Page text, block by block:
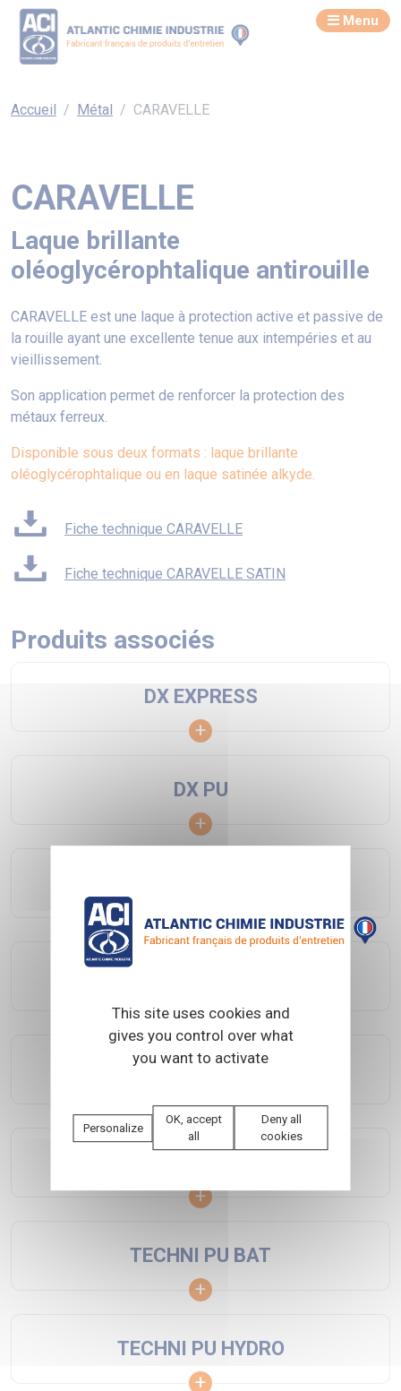
Menu
Accueil Métal CARAVELLE
CARAVELLE
Laque brillante
oléoglycérophtalique antirouille
CARAVELLE est une laque à protection active et passive de
la rouille ayant une excellente tenue aux intempéries et au
vieillissement.
Son application permet de renforcer la protection des
métaux ferreux.
Disponible sous deux formats : laque brillante
oléoglycérophtalique ou en laque satinée alkyde.
Fiche technique CARAVELLE
Fiche technique CARAVELLE SATIN
Produits associés
DX EXPRESS
DX PU
TECHNIGALVA
TECHNI PU BAT
TECHNI PU HYDRO
This site uses cookies and
gives you control over what
you want to activate
Personalize
OK, accept
all
Deny all
cookies